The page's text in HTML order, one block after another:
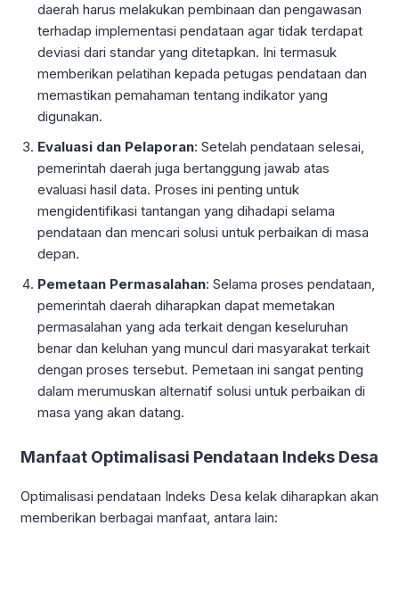
daerah harus melakukan pembinaan dan pengawasan
terhadap implementasi pendataan agar tidak terdapat
deviasi dari standar yang ditetapkan. Ini termasuk
memberikan pelatihan kepada petugas pendataan dan
memastikan pemahaman tentang indikator yang
digunakan.
Evaluasi dan Pelaporan: Setelah pendataan selesai,
pemerintah daerah juga bertanggung jawab atas
evaluasi hasil data. Proses ini penting untuk
mengidentifikasi tantangan yang dihadapi selama
pendataan dan mencari solusi untuk perbaikan di masa
depan.
Pemetaan Permasalahan: Selama proses pendataan,
pemerintah daerah diharapkan dapat memetakan
permasalahan yang ada terkait dengan keseluruhan
benar dan keluhan yang muncul dari masyarakat terkait
dengan proses tersebut. Pemetaan ini sangat penting
dalam merumuskan alternatif solusi untuk perbaikan di
masa yang akan datang.
Manfaat Optimalisasi Pendataan Indeks Desa
Optimalisasi pendataan Indeks Desa kelak diharapkan akan
memberikan berbagai manfaat, antara lain: